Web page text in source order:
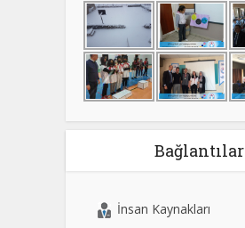
Bağlantılar
İnsan Kaynakları